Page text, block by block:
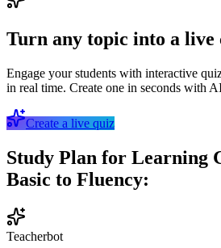
Turn any topic into a live
Engage your students with interactive
in real time. Create one in seconds with
Create a live quiz
Study Plan for Learning
Basic to Fluency:
Teacherbot